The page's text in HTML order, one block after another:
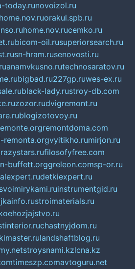
today.runovoizol.ru
orakul.spb.ru
home.nov.rucemko.ru
bicom-oil.rusuperiorsearch.ru
sn-hram.rusenovosti.ru
anamvkusno.rutechnosaratov.ru
bigbad.ru227gp.ruwes-ex.ru
black-lady.rustroy-db.com
zozor.rudvigremont.ru
blogizotovoy.ru
remontdoma.com
remonta.orgvyitikho.rumirjon.ru
filosofyfree.com
buffett.orggreleon.comsp-or.ru
detkiexpert.ru
instrumentgid.ru
stroimaterials.ru
chastnyjdom.ru
landshaftblog.ru
stroysnami.kzlcna.kz
timeszp.comavtoguru.net